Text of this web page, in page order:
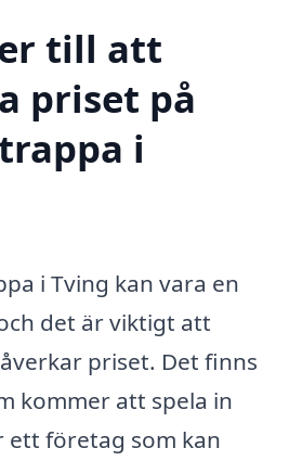
till att
priset på
i
i Tving kan vara en
det är viktigt att
priset. Det finns
kommer att spela in
företag som kan